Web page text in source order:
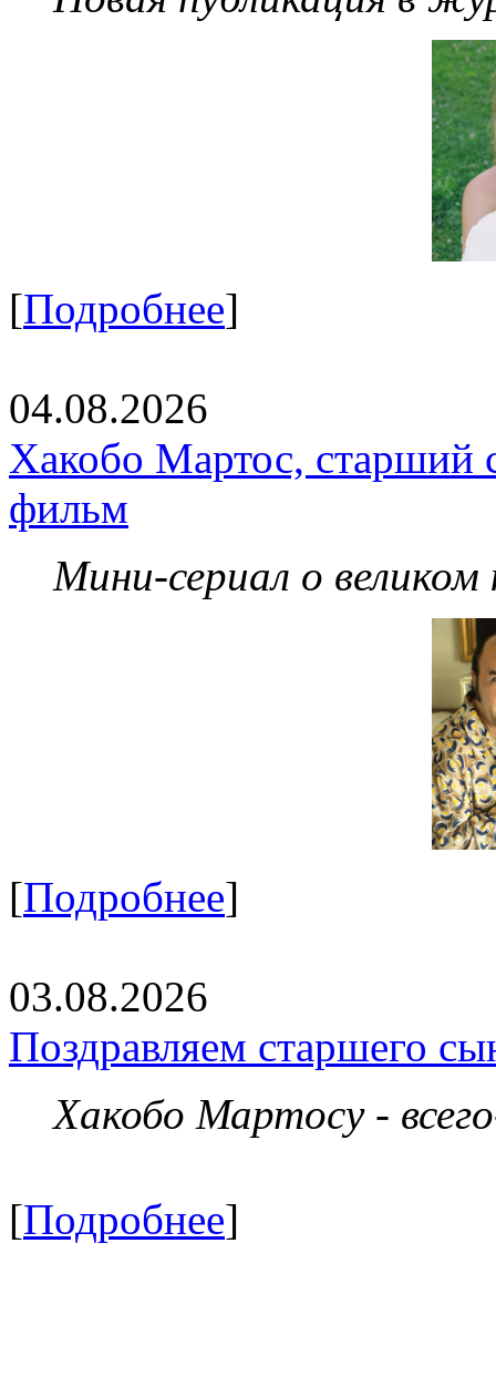
[Подробнее]
04.08.2026
Хакобо Мартос, старший
фильм
Мини-сериал о великом
[Подробнее]
03.08.2026
Поздравляем старшего
Хакобо Мартосу -
[Подробнее]